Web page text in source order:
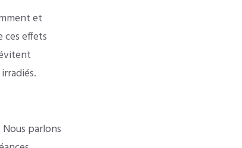
et
effets
parlons